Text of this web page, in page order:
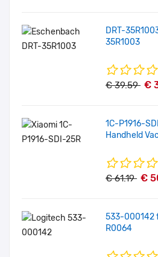
DRT-
35R1003
€ 39.59 €
1C-P1916-
Handheld
€ 61.19 €
533-000142
R0064